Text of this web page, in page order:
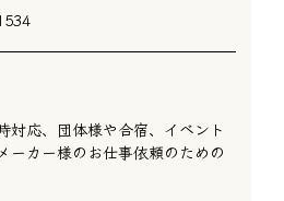
応、団体様や合宿、イベント
ーカー様のお仕事依頼のための